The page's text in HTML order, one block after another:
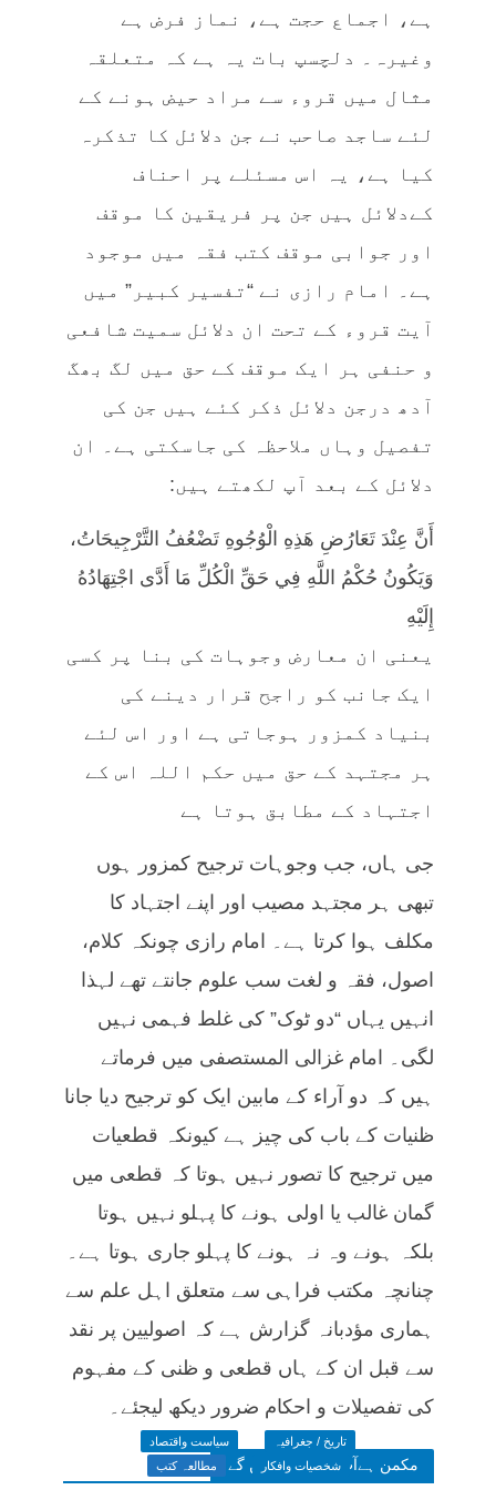
ہے، اجماع حجت ہے، نماز فرض ہے
وغیرہ۔ دلچسپ بات یہ ہے کہ متعلقہ
مثال میں قروء سے مراد حیض ہونے کے
لئے ساجد صاحب نے جن دلائل کا تذکرہ
کیا ہے، یہ اس مسئلے پر احناف
کےدلائل ہیں جن پر فریقین کا موقف
اور جوابی موقف کتب فقہ میں موجود
ہے۔ امام رازی نے “تفسیر کبیر” میں
آیت قروء کے تحت ان دلائل سمیت شافعی
و حنفی ہر ایک موقف کے حق میں لگ بھگ
آدھ درجن دلائل ذکر کئے ہیں جن کی
تفصیل وہاں ملاحظہ کی جاسکتی ہے۔ ان
دلائل کے بعد آپ لکھتے ہیں:
أَنَّ عِنْدَ تَعَارُضِ هَذِهِ الْوُجُوهِ تَضْعُفُ التَّرْجِيحَاتُ،
وَيَكُونُ حُكْمُ اللَّهِ فِي حَقِّ الْكُلِّ مَا أَدَّى اجْتِهَادُهُ
إِلَيْهِ
یعنی ان معارض وجوہات کی بنا پر کسی
ایک جانب کو راجح قرار دینے کی
بنیاد کمزور ہوجاتی ہے اور اس لئے
ہر مجتہد کے حق میں حکم اللہ اس کے
اجتہاد کے مطابق ہوتا ہے
جی ہاں، جب وجوہات ترجیح کمزور ہوں
تبھی ہر مجتہد مصیب اور اپنے اجتہاد کا
مکلف ہوا کرتا ہے۔ امام رازی چونکہ کلام،
اصول، فقہ و لغت سب علوم جانتے تھے لہذا
انہیں یہاں “دو ٹوک” کی غلط فہمی نہیں
لگی۔ امام غزالی المستصفی میں فرماتے
ہیں کہ دو آراء کے مابین ایک کو ترجیح دیا جانا
ظنیات کے باب کی چیز ہے کیونکہ قطعیات
میں ترجیح کا تصور نہیں ہوتا کہ قطعی میں
گمان غالب یا اولی ہونے کا پہلو نہیں ہوتا
بلکہ ہونے وہ نہ ہونے کا پہلو جاری ہوتا ہے۔
چنانچہ مکتب فراہی سے متعلق اہل علم سے
ہماری مؤدبانہ گزارش ہے کہ اصولیین پر نقد
سے قبل ان کے ہاں قطعی و ظنی کے مفہوم
کی تفصیلات و احکام ضرور دیکھ لیجئے۔
مکمن ہےآپ پسند فرمائیں گے
تاریخ / جغرافیہ
سیاست واقتصاد
شخصیات وافکار
مطالعہ کتب